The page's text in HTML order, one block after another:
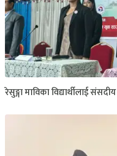
रेसुङ्गा माविका विद्यार्थीलाई